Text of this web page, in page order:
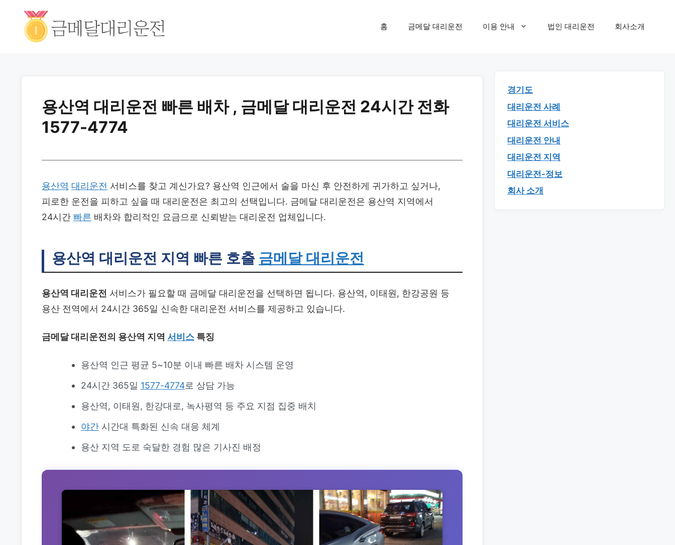
홈 금메달 대리운전 이용 안내 법인 대리운전 회사소개
용산역 대리운전 빠른 배차 , 금메달 대리운전 24시간 전화
1577-4774
용산역 대리운전 서비스를 찾고 계신가요? 용산역 인근에서 술을 마신 후 안전하게 귀가하고 싶거나,
피로한 운전을 피하고 싶을 때 대리운전은 최고의 선택입니다. 금메달 대리운전은 용산역 지역에서
24시간 빠른 배차와 합리적인 요금으로 신뢰받는 대리운전 업체입니다.
용산역 대리운전 지역 빠른 호출 금메달 대리운전
용산역 대리운전 서비스가 필요할 때 금메달 대리운전을 선택하면 됩니다. 용산역, 이태원, 한강공원 등
용산 전역에서 24시간 365일 신속한 대리운전 서비스를 제공하고 있습니다.
금메달 대리운전의 용산역 지역 서비스 특징
용산역 인근 평균 5~10분 이내 빠른 배차 시스템 운영
24시간 365일 1577-4774로 상담 가능
용산역, 이태원, 한강대로, 녹사평역 등 주요 지점 집중 배치
야간시간대 특화된 신속 대응 체계
용산 지역 도로 숙달한 경험 많은 기사진 배정
경기도
대리운전 사례
대리운전 서비스
대리운전 안내
대리운전 지역
대리운전-정보
회사 소개